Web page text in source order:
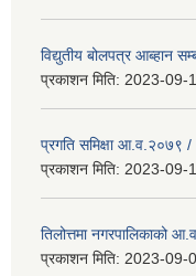
विद्युतीय बोलपत्र आब्हान
प्रकाशन मिति: 2023-09-
प्रगति समिक्षा आ.व.२०७९
प्रकाशन मिति: 2023-09-
तिलोत्तमा नगरपालिकाको
प्रकाशन मिति: 2023-09-